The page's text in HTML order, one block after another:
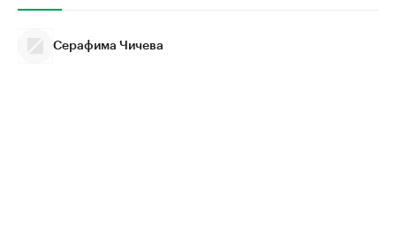
Серафима Чичева